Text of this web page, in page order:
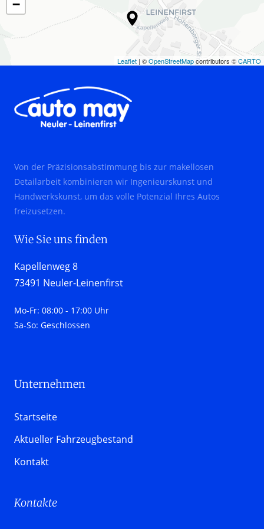
−
Leaflet | ©OpenStreetMapcontributors ©CARTO
Von der Präzisionsabstimmung bis zur makellosen
Detailarbeit kombinieren wir Ingenieurskunst und
Handwerkskunst, um das volle Potenzial Ihres Autos
freizusetzen.
Wie Sie uns finden
Kapellenweg 8
73491 Neuler-Leinenfirst
Mo-Fr: 08:00 - 17:00 Uhr
Sa-So: Geschlossen
Unternehmen
Startseite
Aktueller Fahrzeugbestand
Kontakt
Kontakte